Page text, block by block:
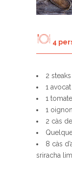
4
2
1 avocat
1
1
2 càs
8 càs
sriracha